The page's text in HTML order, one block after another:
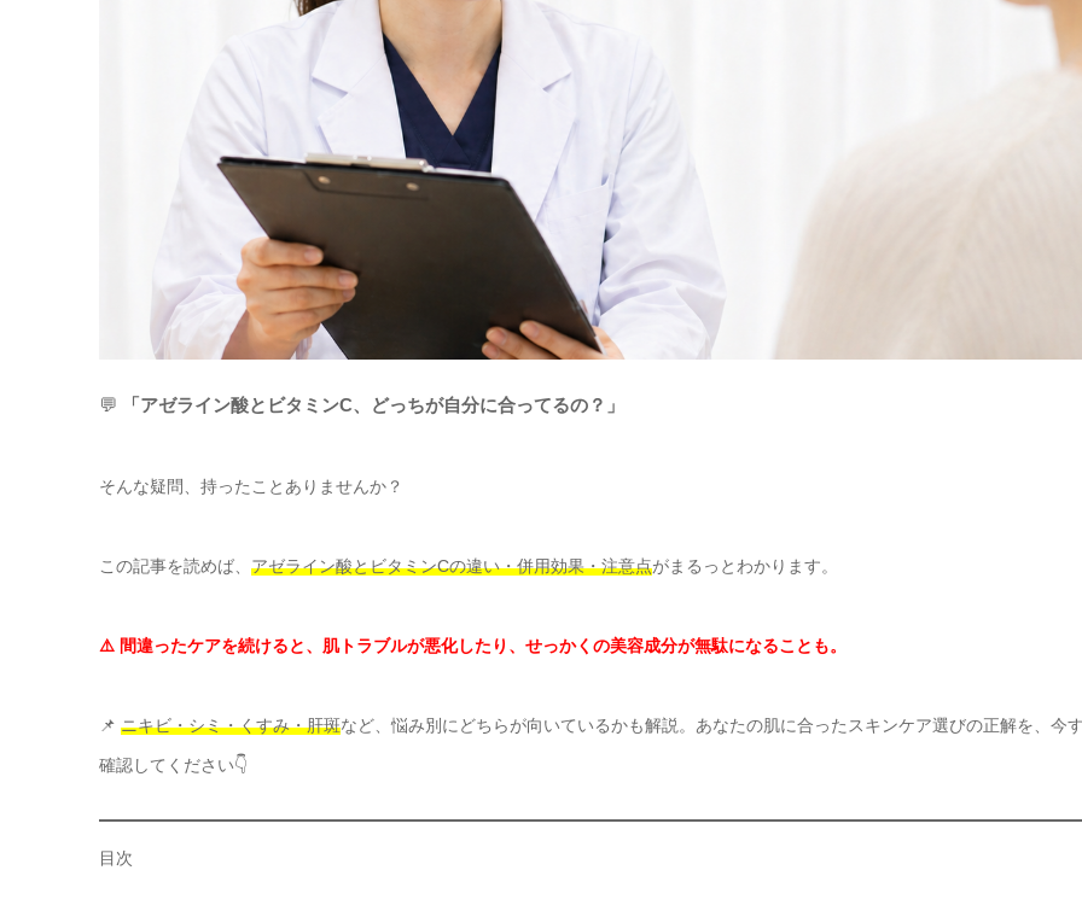
💬 「アゼライン酸とビタミンC、どっちが自分に合ってるの？」
そんな疑問、持ったことありませんか？
この記事を読めば、 アゼライン酸とビタミンCの違い・併用効果・注意点がまるっとわかります。
⚠️ 間違ったケアを続けると、肌トラブルが悪化したり、せっかくの美容成分が無駄になることも。
📌 ニキビ・シミ・くすみ・肝斑など、悩み別にどちらが向いているかも解説。あなたの肌に合ったスキンケア選びの正解を、今
確認してください👇
目次